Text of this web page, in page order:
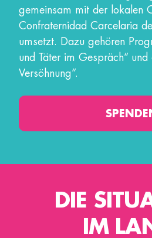
gemeinsam mit der lokalen
Confraternidad Carcelaria
umsetzt. Dazu gehören
und Täter im Gespräch“
Versöhnung“.
DIE
IM